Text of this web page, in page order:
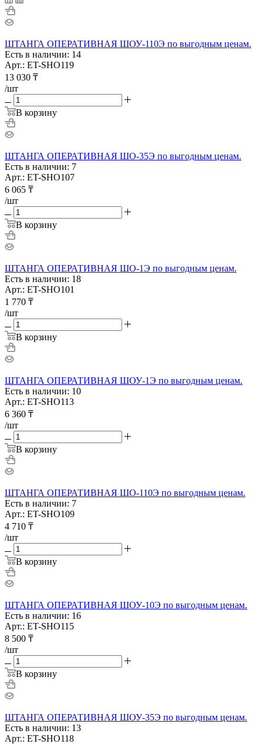
ШТАНГА ОПЕРАТИВНАЯ ШОУ-110Э по выгодным ценам.
Есть в наличии: 14
Арт.: ET-SHO119
13 030 ₸
/шт
В корзину
ШТАНГА ОПЕРАТИВНАЯ ШО-35Э по выгодным ценам.
Есть в наличии: 7
Арт.: ET-SHO107
6 065 ₸
/шт
В корзину
ШТАНГА ОПЕРАТИВНАЯ ШО-1Э по выгодным ценам.
Есть в наличии: 18
Арт.: ET-SHO101
1 770 ₸
/шт
В корзину
ШТАНГА ОПЕРАТИВНАЯ ШОУ-1Э по выгодным ценам.
Есть в наличии: 10
Арт.: ET-SHO113
6 360 ₸
/шт
В корзину
ШТАНГА ОПЕРАТИВНАЯ ШО-110Э по выгодным ценам.
Есть в наличии: 7
Арт.: ET-SHO109
4 710 ₸
/шт
В корзину
ШТАНГА ОПЕРАТИВНАЯ ШОУ-10Э по выгодным ценам.
Есть в наличии: 16
Арт.: ET-SHO115
8 500 ₸
/шт
В корзину
ШТАНГА ОПЕРАТИВНАЯ ШОУ-35Э по выгодным ценам.
Есть в наличии: 13
Арт.: ET-SHO118